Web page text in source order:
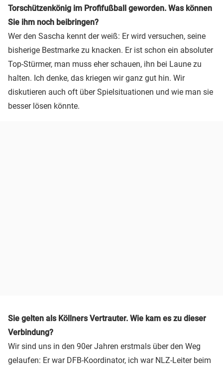
Torschützenkönig im Profifußball geworden. Was können
Sie ihm noch beibringen?
Wer den Sascha kennt der weiß: Er wird versuchen, seine
bisherige Bestmarke zu knacken. Er ist schon ein absoluter
Top-Stürmer, man muss eher schauen, ihn bei Laune zu
halten. Ich denke, das kriegen wir ganz gut hin. Wir
diskutieren auch oft über Spielsituationen und wie man sie
besser lösen könnte.
Sie gelten als Köllners Vertrauter. Wie kam es zu dieser
Verbindung?
Wir sind uns in den 90er Jahren erstmals über den Weg
gelaufen: Er war DFB-Koordinator, ich war NLZ-Leiter beim